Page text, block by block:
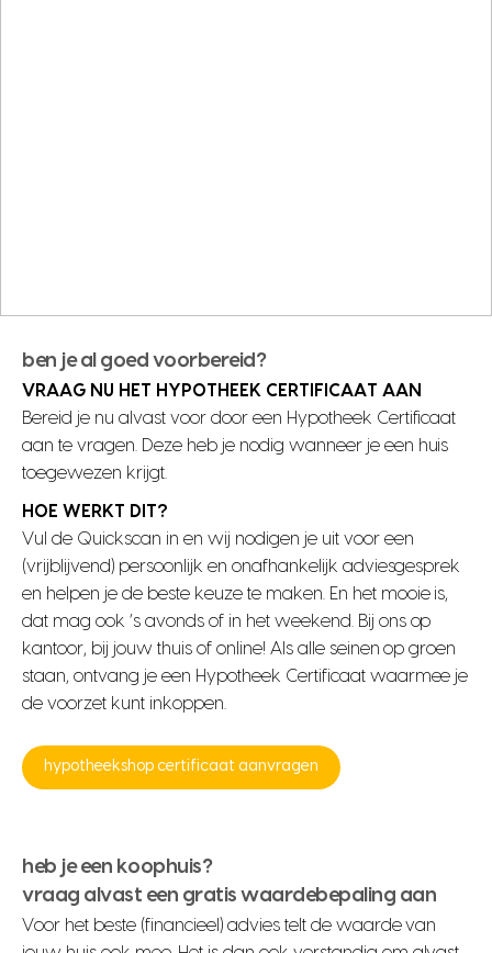
ben je al goed voorbereid?
VRAAG NU HET HYPOTHEEK CERTIFICAAT AAN
Bereid je nu alvast voor door een Hypotheek Certificaat
aan te vragen. Deze heb je nodig wanneer je een huis
toegewezen krijgt.
HOE WERKT DIT?
Vul de Quickscan in en wij nodigen je uit voor een
(vrijblijvend) persoonlijk en onafhankelijk adviesgesprek
en helpen je de beste keuze te maken. En het mooie is,
dat mag ook ‘s avonds of in het weekend. Bij ons op
kantoor, bij jouw thuis of online! Als alle seinen op groen
staan, ontvang je een Hypotheek Certificaat waarmee je
de voorzet kunt inkoppen.
hypotheekshop certificaat aanvragen
heb je een koophuis?
vraag alvast een gratis waardebepaling aan
Voor het beste (financieel) advies telt de waarde van